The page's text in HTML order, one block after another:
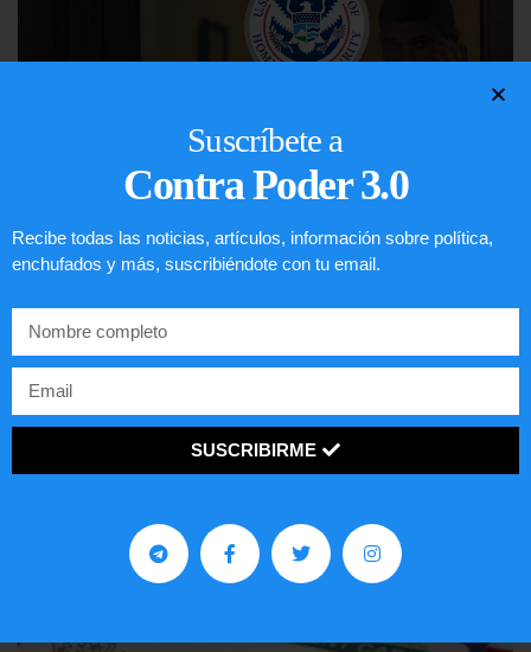
Comunistas no son bienvenidos en
EE.UU.
LEER ARTÍCULO...
Suscríbete a
Contra Poder 3.0
Recibe todas las noticias, artículos, información sobre política,
enchufados y más, suscribiéndote con tu email.
SUSCRIBIRME